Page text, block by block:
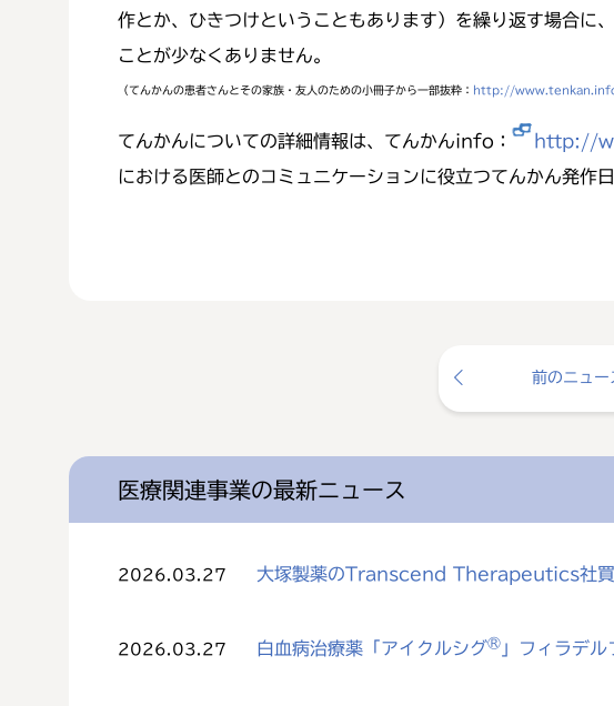
作とか、ひきつけということもあります）を繰り返す場合に
ことが少なくありません。
（てんかんの患者さんとその家族・友人のための小冊子から一部抜粋： http://
てんかんについての詳細情報は、てんかんinfo： http://
における医師とのコミュニケーションに役立つてんかん発作
前のニュー
医療関連事業の最新ニュース
2026.03.27 大塚製薬のTranscend Therapeutics社買
2026.03.27 白血病治療薬「アイクルシグ® 」フィラデ